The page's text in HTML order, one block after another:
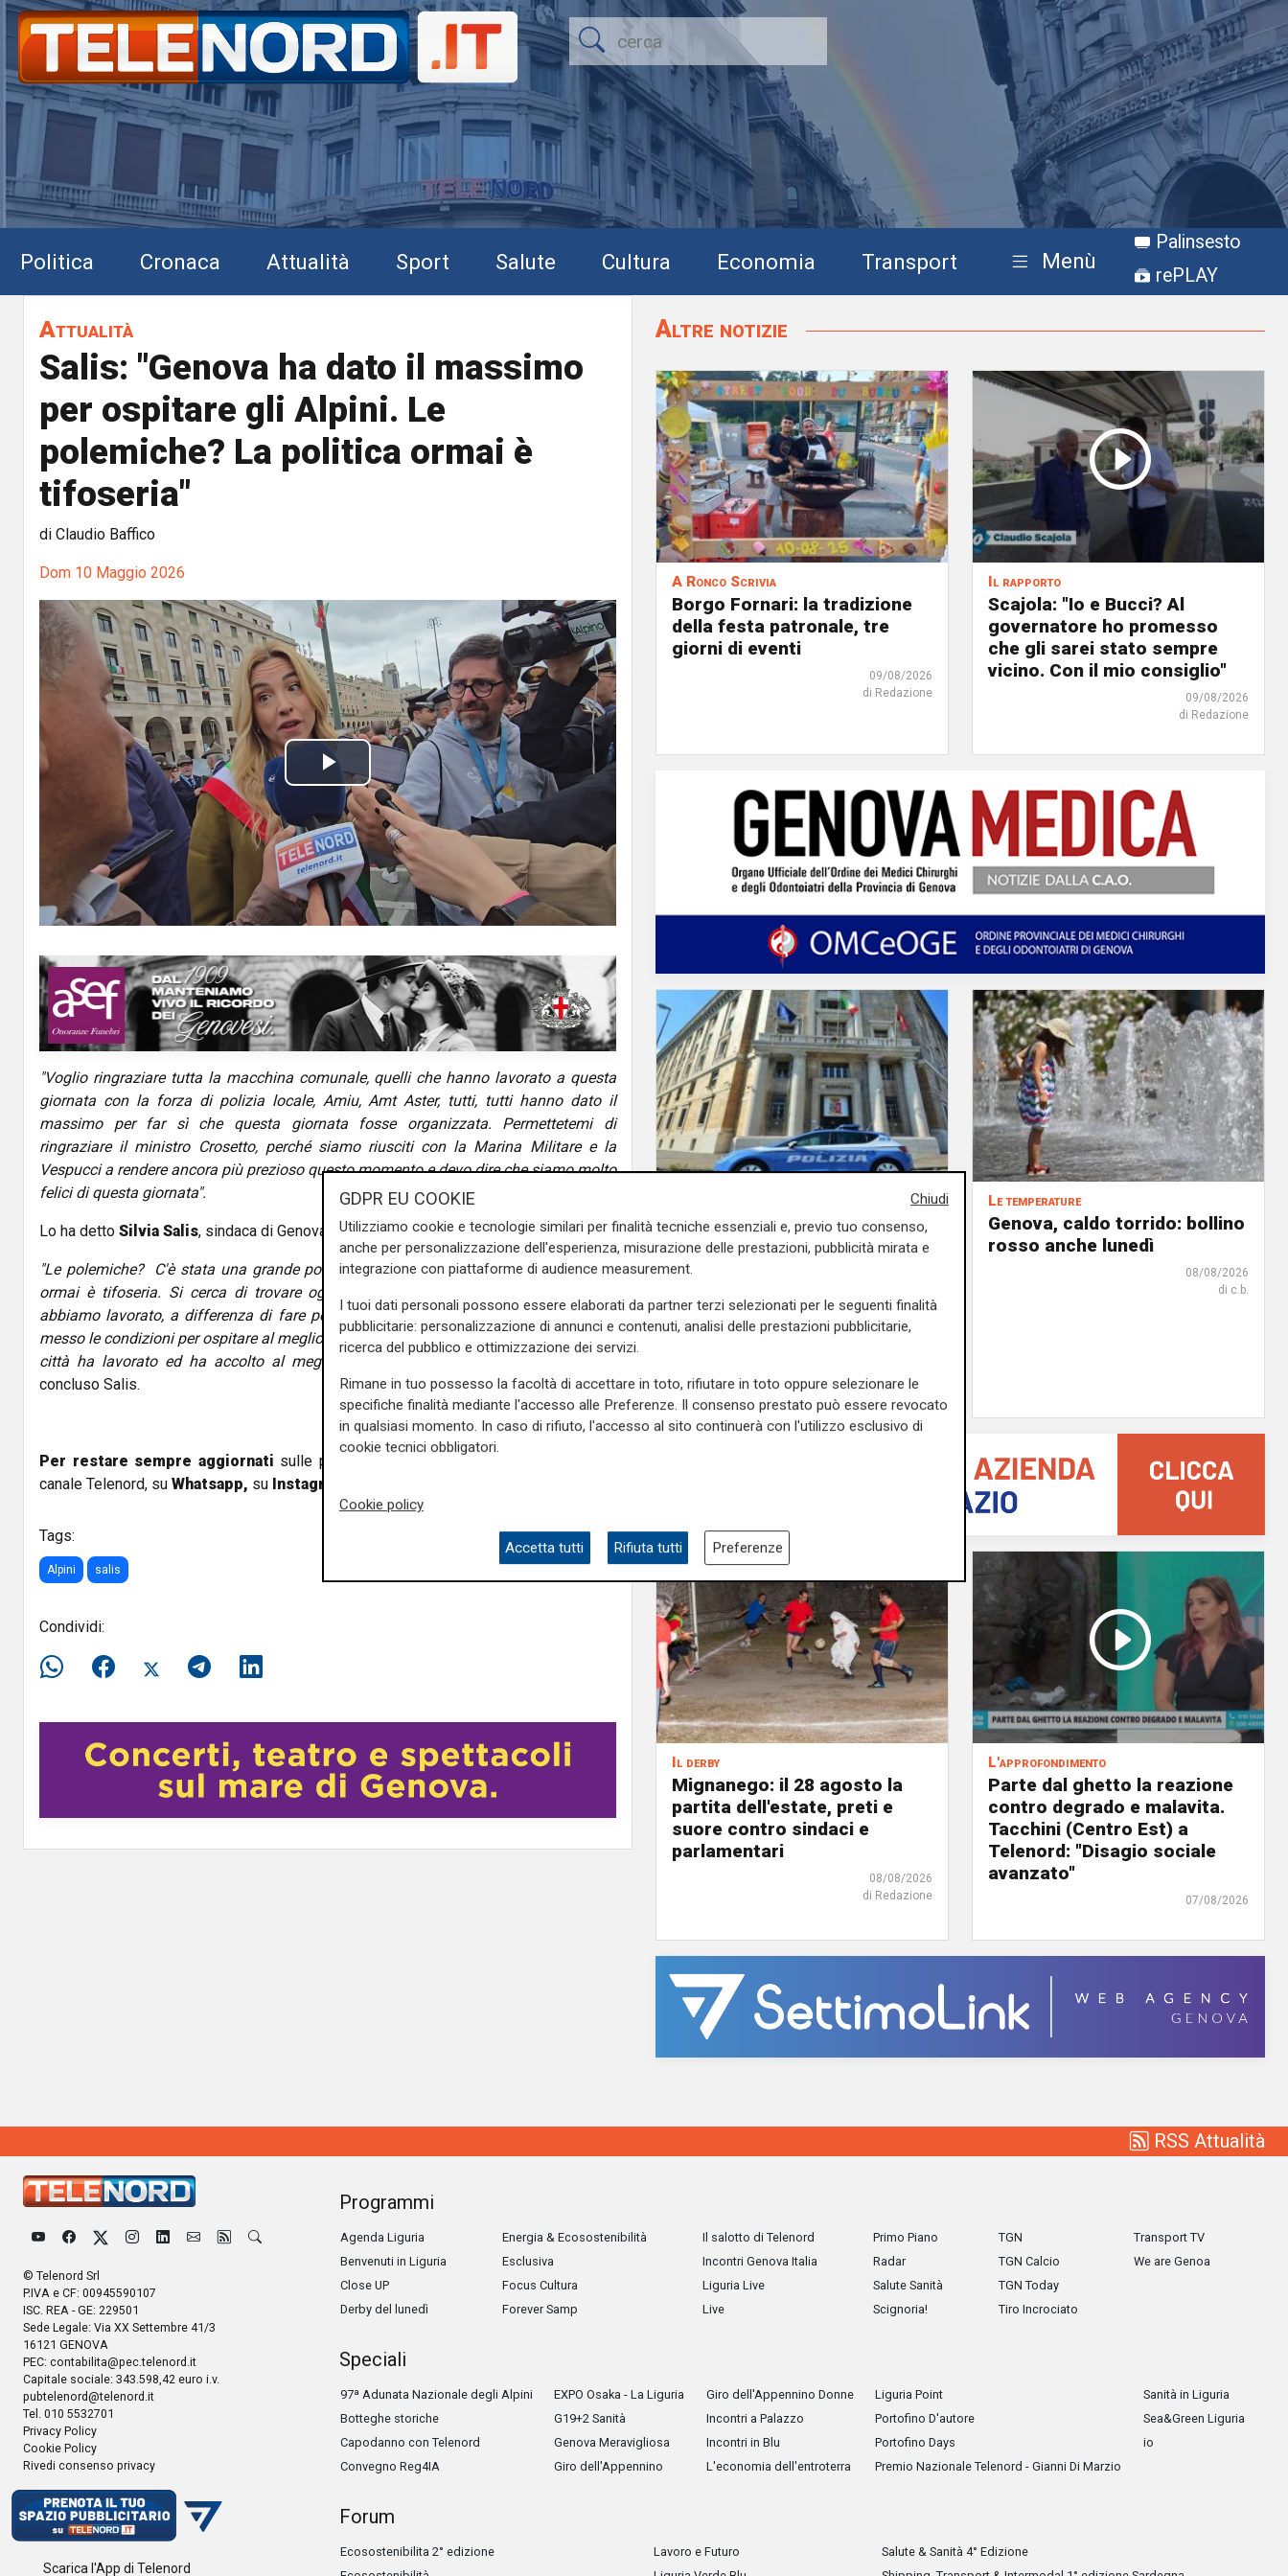
Politica Cronaca Attualità Sport Salute Cultura Economia Transport Menù
Palinsesto
rePLAY
Attualità
Salis: "Genova ha dato il massimo
per ospitare gli Alpini. Le
polemiche? La politica ormai è
tifoseria"
di Claudio Baffico
Dom 10 Maggio 2026
P
l
a
y
V
d
e
o
"Voglio ringraziare tutta la macchina comunale, quelli che hanno lavorato a questa
giornata con la forza di polizia locale, Amiu, Amt Aster, tutti, tutti hanno dato il
massimo per far sì che questa giornata fosse organizzata. Permettetemi di
ringraziare il ministro Crosetto, perché siamo riusciti con la Marina Militare e la
Vespucci a rendere ancora più prezioso questo momento e devo dire che siamo molto
felici di questa giornata".
Lo ha detto Silvia Salis, sindaca di Genova.
"Le polemiche? C'è stata una grande polarizzazione su questo tema per la politica
ormai è tifoseria. Si cerca di trovare ogni modo per poter creare polemiche. Noi
abbiamo lavorato, a differenza di fare polemiche, abbiamo lavorato duro, abbiamo
messo le condizioni per ospitare al meglio gli alpini. Le altre sono chiacchiere. Questa
città ha lavorato ed ha accolto al meglio gli alpini. Quindi basta polemiche"
concluso Salis.
Per restare sempre aggiornati sulle principali notizie sulla Liguria seguiteci sul
canale Telenord, su Whatsapp, su Instagram
Tags:
Alpini salis
Condividi:
Altre notizie
A Ronco Scrivia
Borgo Fornari: la tradizione
della festa patronale, tre
giorni di eventi
09/08/2026
di Redazione
Il rapporto
Scajola: "Io e Bucci? Al
governatore ho promesso
che gli sarei stato sempre
vicino. Con il mio consiglio"
09/08/2026
di Redazione
Sicurezza a Genova: il SIAP
auspica che l’incontro tra il
Ministro Piantedosi e la
nell’alveo corretto dei Patti
per la
di Redazione
Le temperature
Genova, caldo torrido: bollino
rosso anche lunedì
08/08/2026
di c.b.
Il derby
Mignanego: il 28 agosto la
partita dell'estate, preti e
suore contro sindaci e
parlamentari
08/08/2026
di Redazione
L'approfondimento
Parte dal ghetto la reazione
contro degrado e malavita.
Tacchini (Centro Est) a
Telenord: "Disagio sociale
avanzato"
07/08/2026
RSS Attualità
© Telenord Srl
P.IVA e CF: 00945590107
ISC. REA - GE: 229501
Sede Legale: Via XX Settembre 41/3
16121 GENOVA
PEC: contabilita@pec.telenord.it
Capitale sociale: 343.598,42 euro i.v.
pubtelenord@telenord.it
Tel. 010 5532701
Privacy Policy
Cookie Policy
Rivedi consenso privacy
Scarica l'App di Telenord
Programmi
Agenda Liguria
Benvenuti in Liguria
Close UP
Derby del lunedì
Energia & Ecosostenibilità
Esclusiva
Focus Cultura
Forever Samp
Il salotto di Telenord
Incontri Genova Italia
Liguria Live
Live
Primo Piano
Radar
Salute Sanità
Scignoria!
TGN
TGN Calcio
TGN Today
Tiro Incrociato
Transport TV
We are Genoa
Speciali
97ª Adunata Nazionale degli Alpini
Botteghe storiche
Capodanno con Telenord
Convegno Reg4IA
EXPO Osaka - La Liguria
G19+2 Sanità
Genova Meravigliosa
Giro dell'Appennino
Giro dell'Appennino Donne
Incontri a Palazzo
Incontri in Blu
L'economia dell'entroterra
Liguria Point
Portofino D'autore
Portofino Days
Premio Nazionale Telenord - Gianni Di Marzio
Sanità in Liguria
Sea&Green Liguria
io
Forum
Ecosostenibilita 2° edizione
Lavoro e Futuro
Salute & Sanità 4° Edizione
Chiudi
GDPR EU COOKIE
Utilizziamo cookie e tecnologie similari per finalità tecniche essenziali e, previo tuo consenso,
anche per personalizzazione dell'esperienza, misurazione delle prestazioni, pubblicità mirata e
integrazione con piattaforme di audience measurement.
I tuoi dati personali possono essere elaborati da partner terzi selezionati per le seguenti finalità
pubblicitarie: personalizzazione di annunci e contenuti, analisi delle prestazioni pubblicitarie,
ricerca del pubblico e ottimizzazione dei servizi.
Rimane in tuo possesso la facoltà di accettare in toto, rifiutare in toto oppure selezionare le
specifiche finalità mediante l'accesso alle Preferenze. Il consenso prestato può essere revocato
in qualsiasi momento. In caso di rifiuto, l'accesso al sito continuerà con l'utilizzo esclusivo di
cookie tecnici obbligatori.
Cookie policy
Accetta tutti Rifiuta tutti Preferenze